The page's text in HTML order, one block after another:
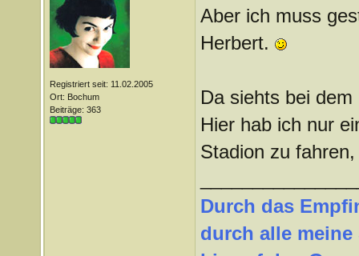
Registriert seit: 11.02.2005
Ort: Bochum
Beiträge: 363
Aber ich muss
Herbert.
Da siehts bei
Hier hab ich nur
Stadion zu
Durch das
durch alle meine